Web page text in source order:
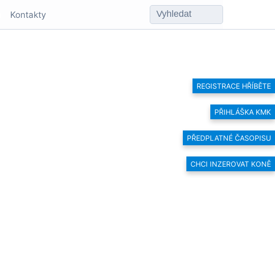
REGISTRACE HŘÍBĚTE
PŘIHLÁŠKA KMK
PŘEDPLATNÉ ČASOPISU
CHCI INZEROVAT KONĚ
Kontakty